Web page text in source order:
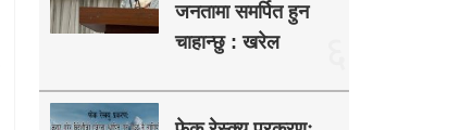
जनतामा समर्पित हुन
चाहान्छु : खरेल